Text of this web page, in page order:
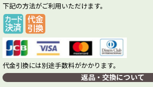
下記の方法がご利用いただけます。
代金引換には別途手数料がかかります。
返品・交換について